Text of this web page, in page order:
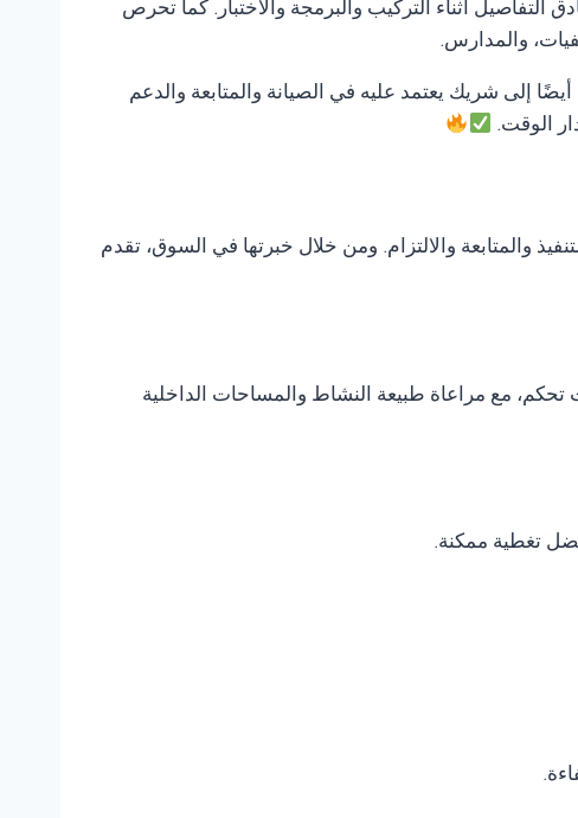
أثناء التركيب والبرمجة والاختبار. كما تحرص
والمدارس.
إلى شريك يعتمد عليه في الصيانة والمتابعة والدعم
الوقت.
والمتابعة والالتزام. ومن خلال خبرتها في السوق، تقدم
مع مراعاة طبيعة النشاط والمساحات الداخلية
تغطية ممكنة.